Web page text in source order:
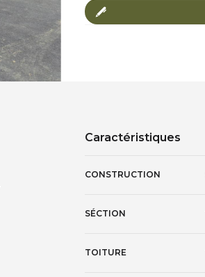
Caractéristiques
CONSTRUCTION
SÉCTION
TOITURE